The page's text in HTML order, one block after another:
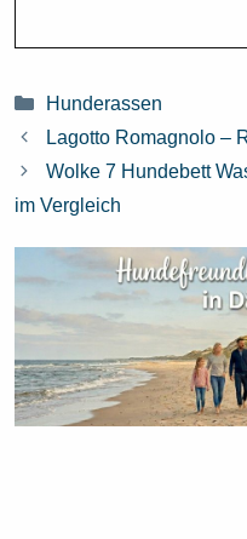
Kategorien
Hunderassen
Lagotto Romagnolo –
Wolke 7 Hundebett
im Vergleich